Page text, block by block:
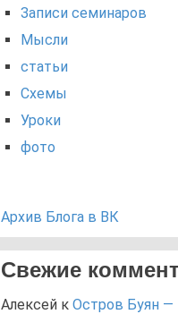
Записи семинаров
Мысли
статьи
Схемы
Уроки
фото
Архив Блога в ВК
Свежие
Алексей к Остров Буян —